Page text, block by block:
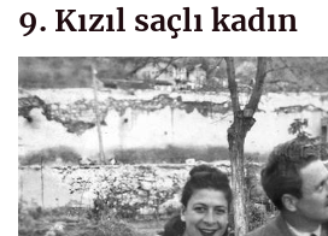
9. Kızıl saçlı kadın